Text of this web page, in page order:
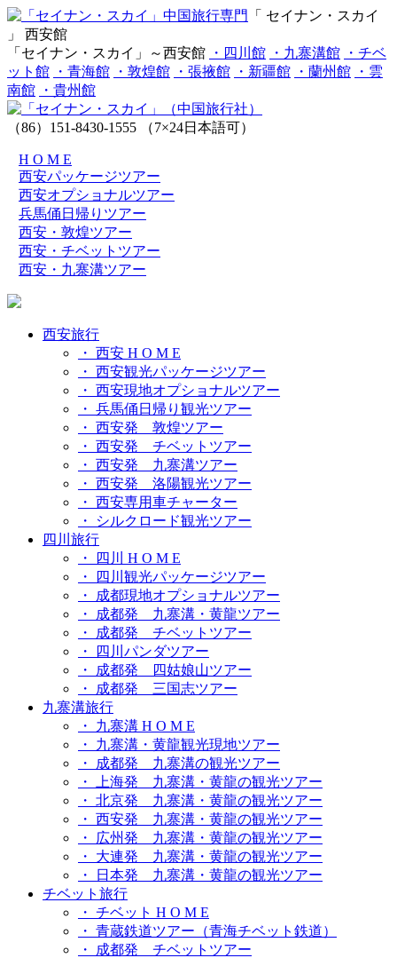
「 セイナン・スカイ
」 西安館
「セイナン・スカイ」～西安館
・四川館 ・九寨溝館
・チベ
ット館
・青海館 ・敦煌館 ・張掖館 ・新疆館 ・蘭州館
・雲
南館
・貴州館
（86）151-8430-1555 （7×24日本語可）
H O M E
西安パッケージツアー
西安オプショナルツアー
兵馬俑日帰りツアー
西安・敦煌ツアー
西安・チベットツアー
西安・九寨溝ツアー
西安旅行
・ 西安 H O M E
・ 西安観光パッケージツアー
・ 西安現地オプショナルツアー
・ 兵馬俑日帰り観光ツアー
・ 西安発 敦煌ツアー
・ 西安発 チベットツアー
・ 西安発 九寨溝ツアー
・ 西安発 洛陽観光ツアー
・ 西安専用車チャーター
・ シルクロード観光ツアー
四川旅行
・ 四川 H O M E
・ 四川観光パッケージツアー
・ 成都現地オプショナルツアー
・ 成都発 九寨溝・黄龍ツアー
・ 成都発 チベットツアー
・ 四川パンダツアー
・ 成都発 四姑娘山ツアー
・ 成都発 三国志ツアー
九寨溝旅行
・ 九寨溝 H O M E
・ 九寨溝・黄龍観光現地ツアー
・ 成都発 九寨溝の観光ツアー
・ 上海発 九寨溝・黄龍の観光ツアー
・ 北京発 九寨溝・黄龍の観光ツアー
・ 西安発 九寨溝・黄龍の観光ツアー
・ 広州発 九寨溝・黄龍の観光ツアー
・ 大連発 九寨溝・黄龍の観光ツアー
・ 日本発 九寨溝・黄龍の観光ツアー
チベット旅行
・ チベット H O M E
・ 青蔵鉄道ツアー（青海チベット鉄道）
・ 成都発 チベットツアー